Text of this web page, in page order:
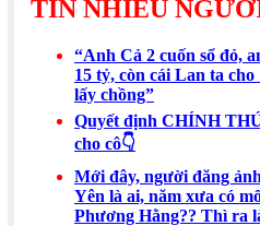
TIN NHIỀU
“Anh Cả 2 cuốn sổ đỏ,
15 tỷ, còn cái Lan ta
lấy chồng”
Quyết định CHÍNH
cho cô👇
Mới đây, người đăng
Yên là ai, năm xưa có
Phương Hằng?? Thì ra